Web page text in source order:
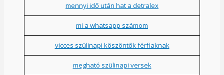
mennyi idő után hat a detralex
mi a whatsapp számom
vicces szülinapi köszöntők férfiaknak
megható szülinapi versek